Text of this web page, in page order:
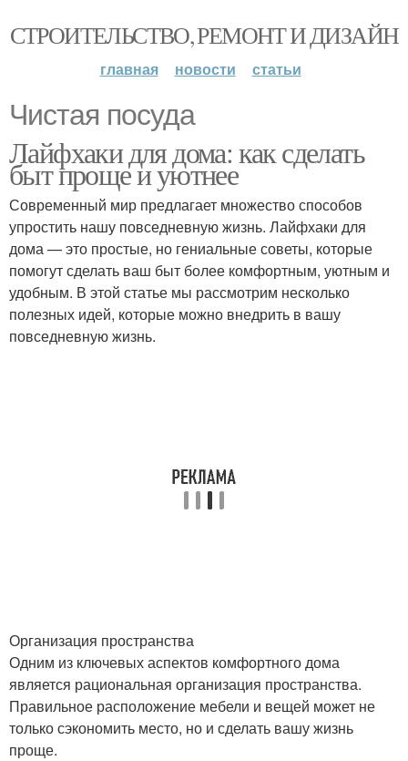
СТРОИТЕЛЬСТВО, РЕМОНТ И ДИЗАЙН
главная новости статьи
Чистая посуда
Лайфхаки для дома: как сделать
быт проще и уютнее
Современный мир предлагает множество способов
упростить нашу повседневную жизнь. Лайфхаки для
дома — это простые, но гениальные советы, которые
помогут сделать ваш быт более комфортным, уютным и
удобным. В этой статье мы рассмотрим несколько
полезных идей, которые можно внедрить в вашу
повседневную жизнь.
Организация пространства
Одним из ключевых аспектов комфортного дома
является рациональная организация пространства.
Правильное расположение мебели и вещей может не
только сэкономить место, но и сделать вашу жизнь
проще.